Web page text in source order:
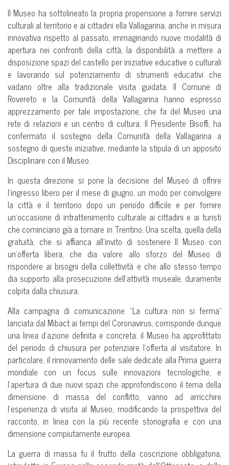
Il Museo ha sottolineato la propria propensione a fornire servizi
culturali al territorio e ai cittadini ella Vallagarina, anche in misura
innovativa rispetto al passato, immaginando nuove modalità di
apertura nei confronti della città, la disponibilità a mettere a
disposizione spazi del castello per iniziative educative o culturali
e lavorando sul potenziamento di strumenti educativi che
vadano oltre alla tradizionale visita guidata. Il Comune di
Rovereto e la Comunità della Vallagarina hanno espresso
apprezzamento per tale impostazione, che fa del Museo una
rete di relazioni e un centro di cultura. Il Presidente Bisoffi, ha
confermato il sostegno della Comunità della Vallagarina a
sostegno di queste iniziative, mediante la stipula di un apposito
Disciplinare con il Museo.
In questa direzione si pone la decisione del Museo di offrire
l’ingresso libero per il mese di giugno, un modo per coinvolgere
la città e il territorio dopo un periodo difficile e per fornire
un’occasione di intrattenimento culturale ai cittadini e ai turisti
che cominciano già a tornare in Trentino. Una scelta, quella della
gratuità, che si affianca all’invito di sostenere Il Museo con
un’offerta libera, che dia valore allo sforzo del Museo di
rispondere ai bisogni della collettività e che allo stesso tempo
dia supporto alla prosecuzione dell’attività museale, duramente
colpita dalla chiusura.
Alla campagna di comunicazione “La cultura non si ferma”
lanciata dal Mibact ai tempi del Coronavirus, corrisponde dunque
una linea d’azione definita e concreta: il Museo ha approfittato
del periodo di chiusura per potenziare l’offerta al visitatore. In
particolare, il rinnovamento delle sale dedicate alla Prima guerra
mondiale con un focus sulle innovazioni tecnologiche, e
l’apertura di due nuovi spazi che approfondiscono il tema della
dimensione di massa del conflitto, vanno ad arricchire
l’esperienza di visita al Museo, modificando la prospettiva del
racconto, in linea con la più recente storiografia e con una
dimensione compiutamente europea.
La guerra di massa fu il frutto della coscrizione obbligatoria,